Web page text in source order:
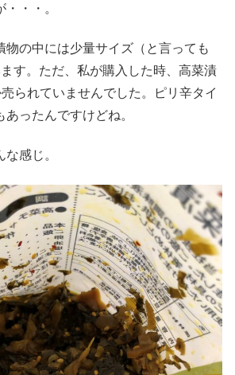
・・。
物の中には少量サイズ（と言っても
す。ただ、私が購入した時、高菜漬
られていませんでした。ピリ辛タイ
ったんですけどね。
感じ。